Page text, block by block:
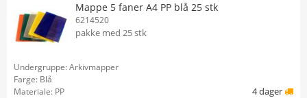
Mappe 5 faner A4 PP blå 25 stk
6214520
pakke med 25 stk
Undergruppe: Arkivmapper
Farge: Blå
Materiale: PP
4 dager